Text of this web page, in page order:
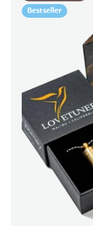
Bestseller